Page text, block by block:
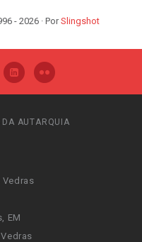
- 2026 · PorSlingshot
DA AUTARQUIA
Vedras
EM